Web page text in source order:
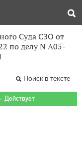
Суда СЗО от
по делу N А05-
Поиск в тексте
Действует